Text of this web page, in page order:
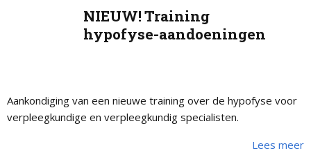
NIEUW! Training
hypofyse-aandoeningen
Aankondiging van een nieuwe training over de hypofyse voor
verpleegkundige en verpleegkundig specialisten.
Lees meer